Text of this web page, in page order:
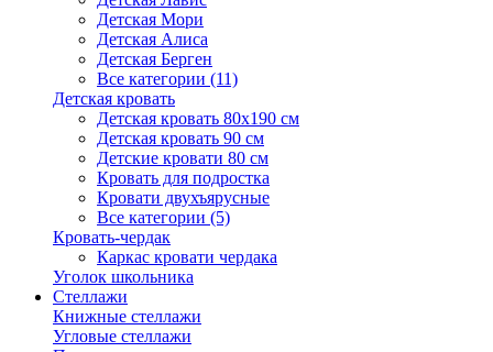
Детская Мори
Детская Алиса
Детская Берген
Все категории (11)
Детская кровать
Детская кровать 80х190 см
Детская кровать 90 см
Детские кровати 80 см
Кровать для подростка
Кровати двухъярусные
Все категории (5)
Кровать-чердак
Каркас кровати чердака
Уголок школьника
Стеллажи
Книжные стеллажи
Угловые стеллажи